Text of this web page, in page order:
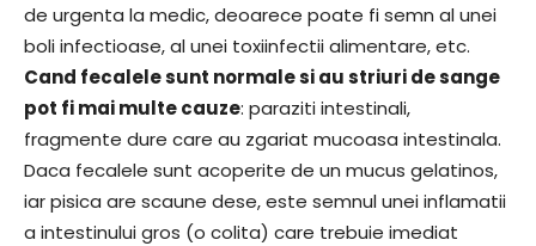
de urgenta la medic, deoarece poate fi semn al unei
boli infectioase, al unei toxiinfectii alimentare, etc.
Cand fecalele sunt normale si au striuri de sange
pot fi mai multe cauze: paraziti intestinali,
fragmente dure care au zgariat mucoasa intestinala.
Daca fecalele sunt acoperite de un mucus gelatinos,
iar pisica are scaune dese, este semnul unei inflamatii
a intestinului gros (o colita) care trebuie imediat